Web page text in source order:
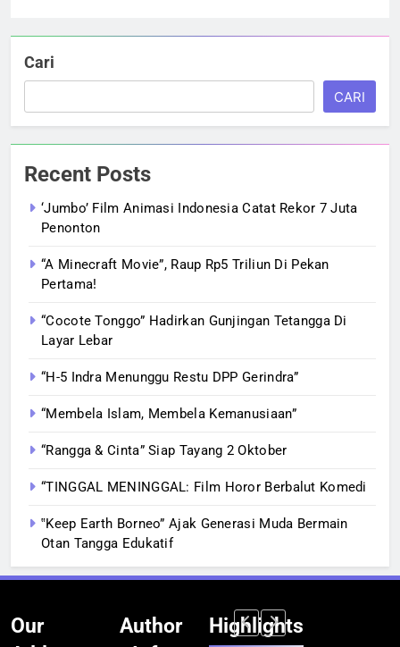
Cari
CARI
Recent Posts
‘Jumbo’ Film Animasi Indonesia Catat Rekor 7 Juta
Penonton
“A Minecraft Movie”, Raup Rp5 Triliun Di Pekan
Pertama!
“Cocote Tonggo” Hadirkan Gunjingan Tetangga Di
Layar Lebar
“H-5 Indra Menunggu Restu DPP Gerindra”
“Membela Islam, Membela Kemanusiaan”
“Rangga & Cinta” Siap Tayang 2 Oktober
“TINGGAL MENINGGAL: Film Horor Berbalut Komedi
‟Keep Earth Borneo” Ajak Generasi Muda Bermain
Otan Tangga Edukatif
Our
Author
Highlights